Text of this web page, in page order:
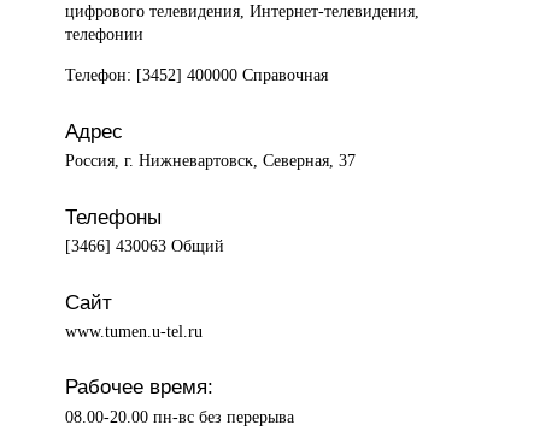
цифрового телевидения, Интернет-телевидения,
телефонии
Телефон: [3452] 400000 Справочная
Адрес
Россия, г. Нижневартовск, Северная, 37
Телефоны
[3466] 430063 Общий
Сайт
www.tumen.u-tel.ru
Рабочее время:
08.00-20.00 пн-вс без перерыва